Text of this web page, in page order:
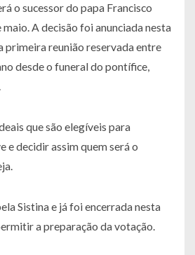
o sucessor do papa Francisco
A decisão foi anunciada nesta
primeira reunião reservada entre
desde o funeral do pontífice,
que são elegíveis para
e decidir assim quem será o
Sistina e já foi encerrada nesta
a preparação da votação.